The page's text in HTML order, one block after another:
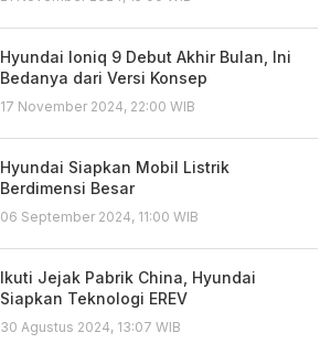
Hyundai Ioniq 9 Debut Akhir Bulan, Ini
Bedanya dari Versi Konsep
17 November 2024, 22:00 WIB
Hyundai Siapkan Mobil Listrik
Berdimensi Besar
06 September 2024, 11:00 WIB
Ikuti Jejak Pabrik China, Hyundai
Siapkan Teknologi EREV
30 Agustus 2024, 13:07 WIB